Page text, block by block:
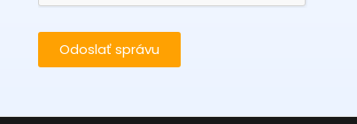
Odoslať správu